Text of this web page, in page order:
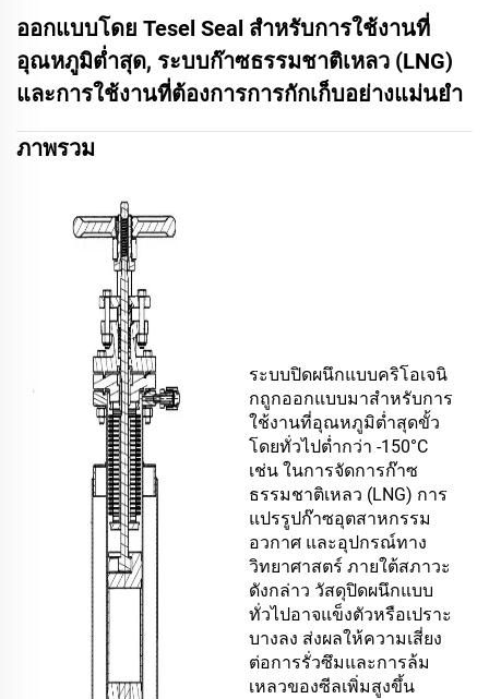
ออกแบบโดย Tesel Seal สำหรับการใช้งานที่
อุณหภูมิต่ำสุด, ระบบก๊าซธรรมชาติเหลว (LNG)
และการใช้งานที่ต้องการการกักเก็บอย่างแม่นยำ
ภาพรวม
ระบบปิดผนึกแบบคริโอเจนิ
กถูกออกแบบมาสำหรับการ
ใช้งานที่อุณหภูมิต่ำสุดขั้ว
โดยทั่วไปต่ำกว่า -150°C
เช่น ในการจัดการก๊าซ
ธรรมชาติเหลว (LNG) การ
แปรรูปก๊าซอุตสาหกรรม
อวกาศ และอุปกรณ์ทาง
วิทยาศาสตร์ ภายใต้สภาวะ
ดังกล่าว วัสดุปิดผนึกแบบ
ทั่วไปอาจแข็งตัวหรือเปราะ
บางลง ส่งผลให้ความเสี่ยง
ต่อการรั่วซึมและการล้ม
เหลวของซีลเพิ่มสูงขึ้น